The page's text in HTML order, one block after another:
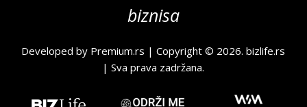
biznisa
Developed by Premium.rs | Copyright © 2026.bizlife.rs
| Sva prava zadržana.